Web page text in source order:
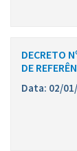
DECRETO
DE
Data: 02/